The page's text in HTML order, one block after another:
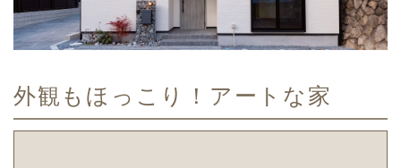
外観もほっこり！アートな家